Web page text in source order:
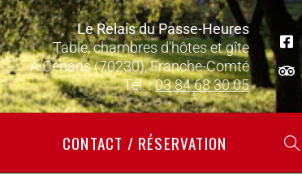
Le Relais du Passe-Heures
Table, chambres d’hôtes et gîte
À Cenans (70230), Franche-Comté
Tél. :03 84 68 30 05
CONTACT / RÉSERVATION